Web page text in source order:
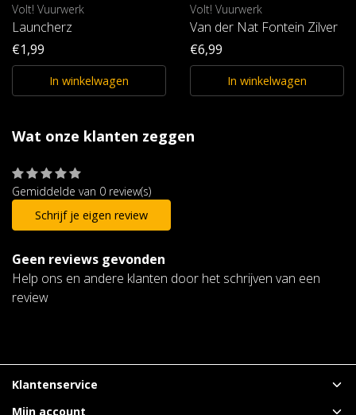
Volt! Vuurwerk
Launcherz
€1,99
In winkelwagen
Volt! Vuurwerk
Van der Nat Fontein Zilver
€6,99
In winkelwagen
Wat onze klanten zeggen
Gemiddelde van 0 review(s)
Schrijf je eigen review
Geen reviews gevonden
Help ons en andere klanten door het schrijven van een
review
Klantenservice
Mijn account